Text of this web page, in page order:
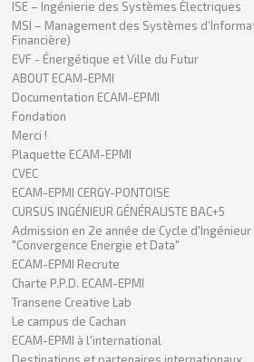
ISE – Ingénierie des Systèmes Électriques
MSI – Management des Systèmes
Financière)
EVF - Énergétique et Ville du Futur
ABOUT ECAM-EPMI
Documentation ECAM-EPMI
Fondation
Merci !
Plaquette ECAM-EPMI
CVEC
ECAM-EPMI CERGY-PONTOISE
CURSUS INGÉNIEUR GÉNÉRALISTE BAC+5
Admission en 2e année de Cycle d'Ingénieur
"Convergence Energie et Data"
ECAM-EPMI Recrute
Charte P.P.D. ECAM-EPMI
Transene Creative Lab
Le campus de Cachan
ECAM-EPMI à l'international